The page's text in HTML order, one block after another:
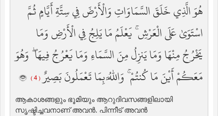
هُوَ الَّذِي خَلَقَ السَّمَاوَاتِ وَالْأَرْضَ فِي سِتَّةِ أَيَّامٍ ثُمَّ
اسْتَوَىٰ عَلَى الْعَرْشِ ۚ يَعْلَمُ مَا يَلِجُ فِي الْأَرْضِ وَمَا
يَخْرُجُ مِنْهَا وَمَا يَنزِلُ مِنَ السَّمَاءِ وَمَا يَعْرُجُ فِيهَا ۖ وَهُوَ
مَعَكُمْ أَيْنَ مَا كُنتُمْ ۚ وَاللَّهُ بِمَا تَعْمَلُونَ بَصِيرٌ( 4 )
ആകാശങ്ങളും ഭൂമിയും ആറുദിവസങ്ങളിലായി
സൃഷ്ടിച്ചവനാണ് അവന്‍. പിന്നീട് അവന്‍